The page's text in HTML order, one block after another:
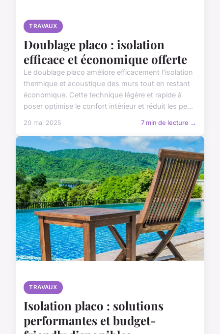
TRAVAUX
Doublage placo : isolation
efficace et économique offerte
Le doublage placo améliore efficacement l'isolation
thermique et acoustique des murs tout en restant
économique. Cette technique légère et rapide à
poser optimise le confort intérieur et réduit les pe...
20 mai 2025 7 min de lecture →
TRAVAUX
Isolation placo : solutions
performantes et budget-